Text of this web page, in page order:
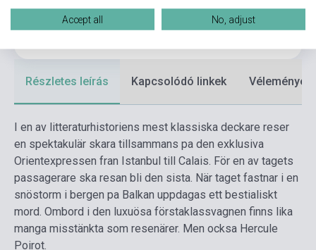
Formátum Könyv
Nyelv Svéd
Részletes leírás Kapcsolódó linkek Vélemények
I en av litteraturhistoriens mest klassiska deckare reser
en spektakulär skara tillsammans pa den exklusiva
Orientexpressen fran Istanbul till Calais. För en av tagets
passagerare ska resan bli den sista. När taget fastnar i en
snöstorm i bergen pa Balkan uppdagas ett bestialiskt
mord. Ombord i den luxuösa förstaklassvagnen finns lika
manga misstänkta som resenärer. Men ocksa Hercule
Poirot.
Accept all No, adjust